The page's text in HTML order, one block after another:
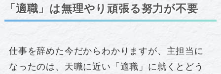
「適職」は無理やり頑張る努力が不要
仕事を辞めた今だからわかりますが、主担当に
なったのは、天職に近い「適職」に就くとどう